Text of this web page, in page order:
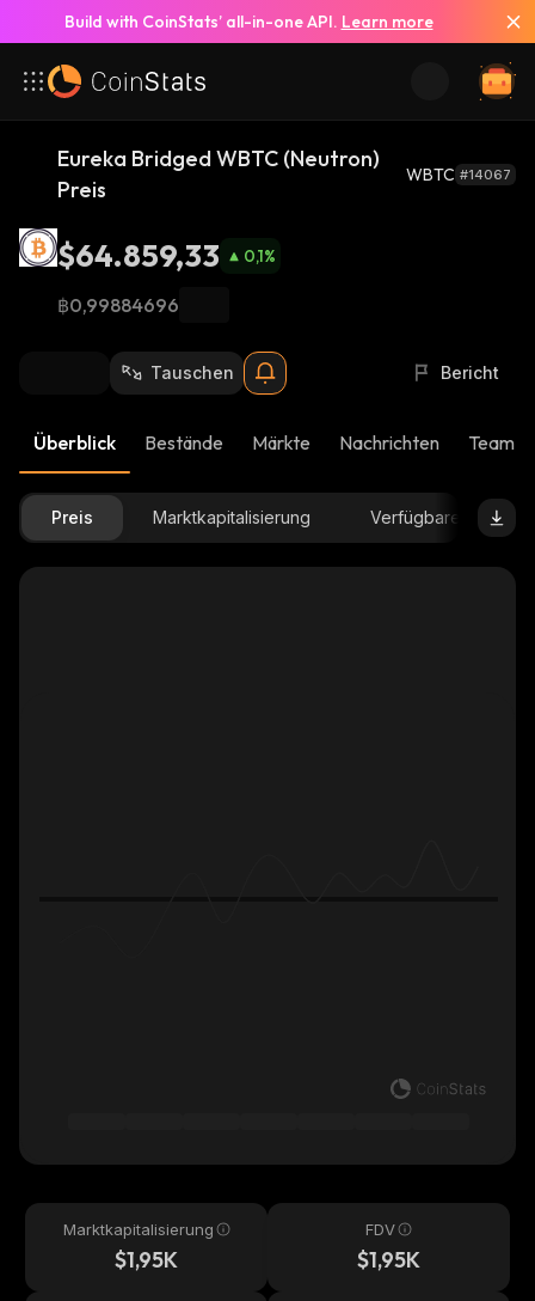
Build with CoinStats’ all-in-one API. Learn more
Eureka Bridged WBTC (Neutron)
Preis
WBTC #14067
$64.859,33 0,1%
฿0,99884696
Tauschen Bericht
Überblick Bestände Märkte Nachrichten Team-
Preis Marktkapitalisierung Verfügbare Menge
Marktkapitalisierung
$1,95K
FDV
$1,95K